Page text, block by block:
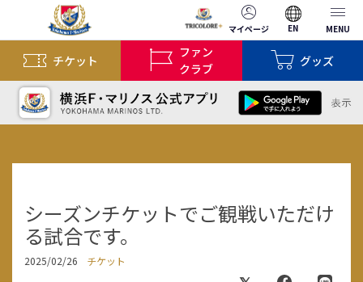
マイページ EN MENU
チケット
ファン
クラブ
グッズ
シーズンチケットでご観戦いただけ
る試合です。
2025/02/26 チケット